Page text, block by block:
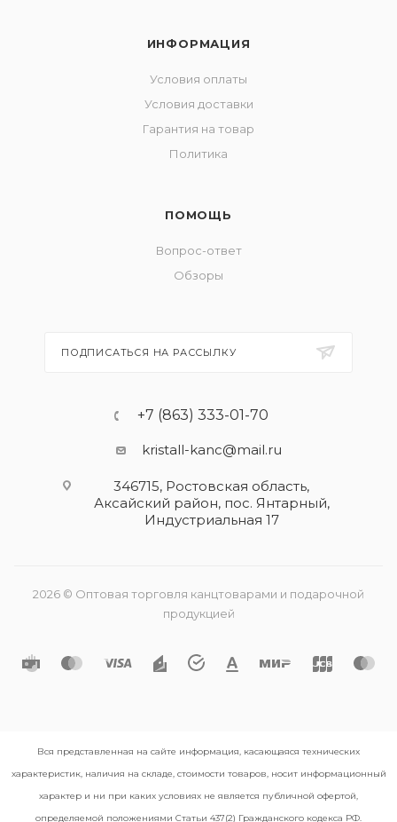
ИНФОРМАЦИЯ
Условия оплаты
Условия доставки
Гарантия на товар
Политика
ПОМОЩЬ
Вопрос-ответ
Обзоры
ПОДПИСАТЬСЯ НА РАССЫЛКУ
+7 (863) 333-01-70
kristall-kanc@mail.ru
346715, Ростовская область​,
Аксайский район, пос. Янтарный,
Индустриальная 17
2026 © Оптовая торговля канцтоварами и подарочной
продукцией
Вся представленная на сайте информация, касающаяся технических
характеристик, наличия на складе, стоимости товаров, носит информационный
характер и ни при каких условиях не является публичной офертой,
определяемой положениями Статьи 437(2) Гражданского кодекса РФ.